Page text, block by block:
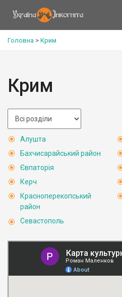
Головна > Крим
Крим
Алушта
Бахчисарайський район
Євпаторія
Керч
Красноперекопський
район
Севастополь